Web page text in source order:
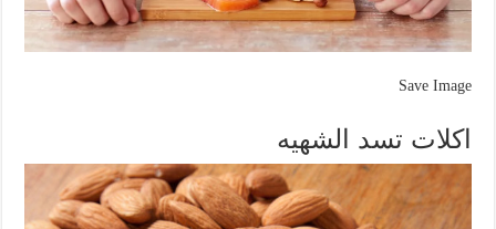
Save Image
اكلات تسد الشهيه